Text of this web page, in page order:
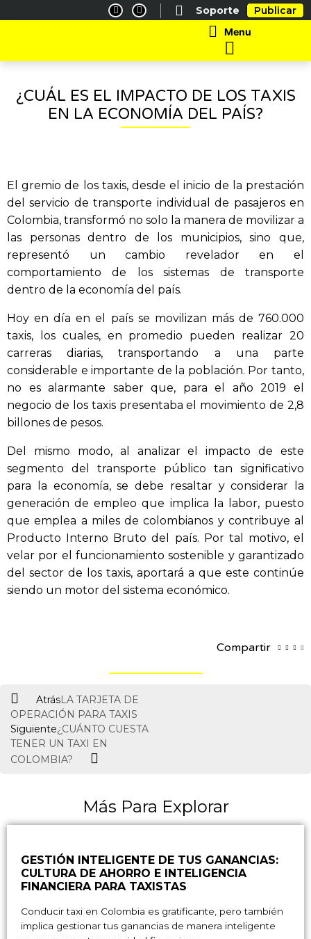
al
F
a
o
f
I
n
r
Soporte Publicar
Main
Menu
Menu
¿CUÁL ES EL IMPACTO DE LOS TAXIS
EN LA ECONOMÍA DEL PAÍS?
El gremio de los taxis, desde el inicio de la prestación
del servicio de transporte individual de pasajeros en
Colombia, transformó no solo la manera de movilizar a
las personas dentro de los municipios, sino que,
representó un cambio revelador en el
comportamiento de los sistemas de transporte
dentro de la economía del país.
Hoy en día en el país se movilizan más de 760.000
taxis, los cuales, en promedio pueden realizar 20
carreras diarias, transportando a una parte
considerable e importante de la población. Por tanto,
no es alarmante saber que, para el año 2019 el
negocio de los taxis presentaba el movimiento de 2,8
billones de pesos.
Del mismo modo, al analizar el impacto de este
segmento del transporte público tan significativo
para la economía, se debe resaltar y considerar la
generación de empleo que implica la labor, puesto
que emplea a miles de colombianos y contribuye al
Producto Interno Bruto del país. Por tal motivo, el
velar por el funcionamiento sostenible y garantizado
del sector de los taxis, aportará a que este continúe
siendo un motor del sistema económico.
Compartir
AntAtrásLA TARJETA DE
OPERACIÓN PARA TAXIS
Siguiente¿CUÁNTO CUESTA
TENER UN TAXI EN
COLOMBIA?
Siguiente
Más Para Explorar
GESTIÓN INTELIGENTE DE TUS GANANCIAS:
CULTURA DE AHORRO E INTELIGENCIA
FINANCIERA PARA TAXISTAS
Conducir taxi en Colombia es gratificante, pero también
implica gestionar tus ganancias de manera inteligente